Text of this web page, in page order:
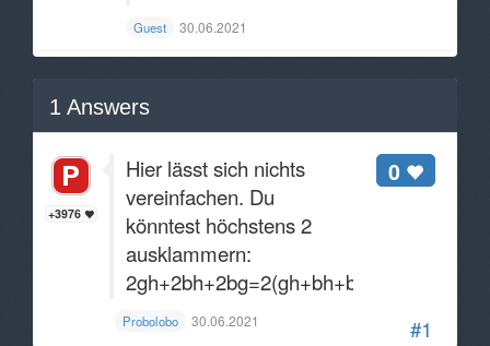
Guest 30.06.2021
1 Answers
#1
+3976
0
Hier lässt sich nichts
vereinfachen. Du
könntest höchstens 2
ausklammern:
2gh+2bh+2bg=2(gh+bh+bg)
Probolobo 30.06.2021